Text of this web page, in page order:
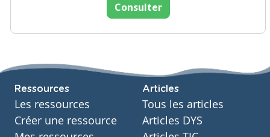
Consulter
Ressources
Les ressources
Créer une ressource
Articles
Tous les articles
Articles DYS